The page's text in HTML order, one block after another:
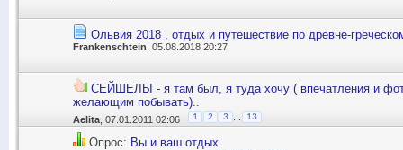
Ольвия 2018 , отдых и путешествие по древне-
Frankenschtein , 05.08.2018 20:27
СЕЙШЕЛЫ - я там был, я туда хочу ( впечатления и
желающим побывать)..
Aelita , 07.01.2011 02:06 1 2 3 13
Опрос: Вы и ваш отдых